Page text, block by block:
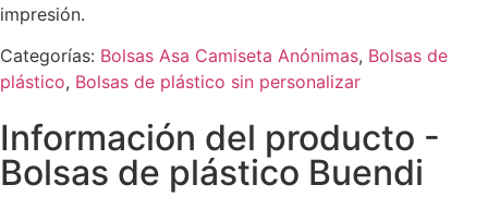
impresión.
Categorías: Bolsas Asa Camiseta Anónimas, Bolsas de
plástico, Bolsas de plástico sin personalizar
Información del producto -
Bolsas de plástico Buendi